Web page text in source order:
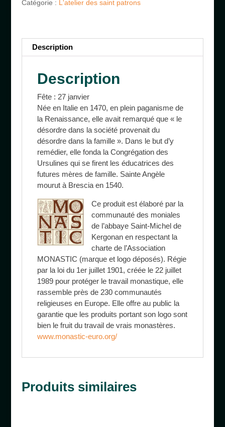
Catégorie : L'atelier des saint patrons
Description
Description
Fête : 27 janvier
Née en Italie en 1470, en plein paganisme de
la Renaissance, elle avait remarqué que « le
désordre dans la société provenait du
désordre dans la famille ». Dans le but d’y
remédier, elle fonda la Congrégation des
Ursulines qui se firent les éducatrices des
futures mères de famille. Sainte Angèle
mourut à Brescia en 1540.
Ceproduit est élaboré par la
communauté des moniales
de l’abbaye Saint-Michel de
Kergonan en respectant la
charte de l’Association
MONASTIC (marque et logo déposés). Régie
par la loi du 1er juillet 1901, créée le 22 juillet
1989 pour protéger le travail monastique, elle
rassemble près de 230 communautés
religieuses en Europe. Elle offre au public la
garantie que les produits portant son logo sont
bien le fruit du travail de vrais monastères.
www.monastic-euro.org/
Produits similaires